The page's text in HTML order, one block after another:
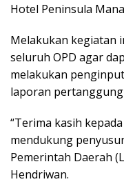
Hotel Peninsula
Melakukan kegiatan
seluruh OPD agar
melakukan
laporan
“Terima kasih
mendukung
Pemerintah Daerah
Hendriwan.